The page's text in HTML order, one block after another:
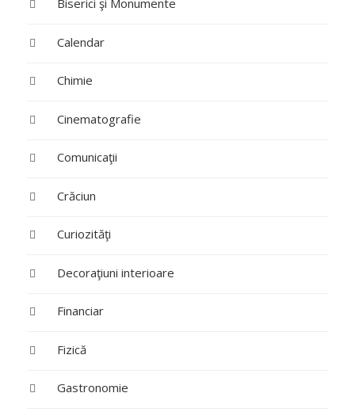
Biserici şi Monumente
Calendar
Chimie
Cinematografie
Comunicaţii
Crăciun
Curiozităţi
Decoraţiuni interioare
Financiar
Fizică
Gastronomie